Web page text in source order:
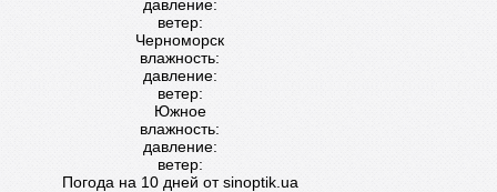
давление:
ветер:
Черноморск
влажность:
давление:
ветер:
Южное
влажность:
давление:
ветер:
Погода на 10 дней отsinoptik.ua